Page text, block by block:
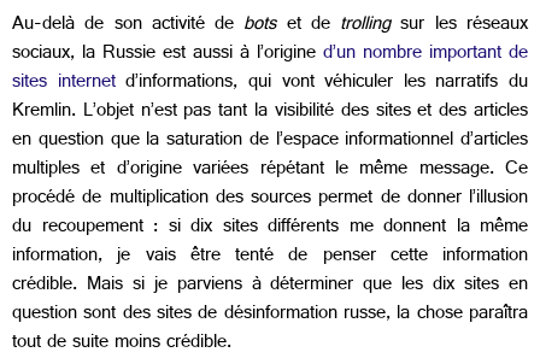
Au-delà de son activité de botset detrollingsur les réseaux
sociaux, la Russie est aussi à l’origined’un nombre important de
sites internetd’informations, qui vont véhiculer les narratifs du
Kremlin. L’objet n’est pas tant la visibilité des sites et des articles
en question que la saturation de l’espace informationnel d’articles
multiples et d’origine variées répétant le même message. Ce
procédé de multiplication des sources permet de donner l’illusion
du recoupement : si dix sites différents me donnent la même
information, je vais être tenté de penser cette information
crédible. Mais si je parviens à déterminer que les dix sites en
question sont des sites de désinformation russe, la chose paraîtra
tout de suite moins crédible.